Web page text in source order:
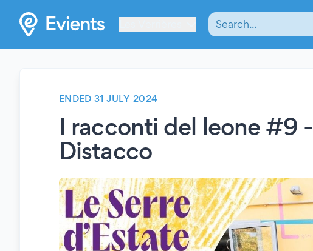
ENDED 31 JULY 2024
I racconti del leone #9 -
Distacco